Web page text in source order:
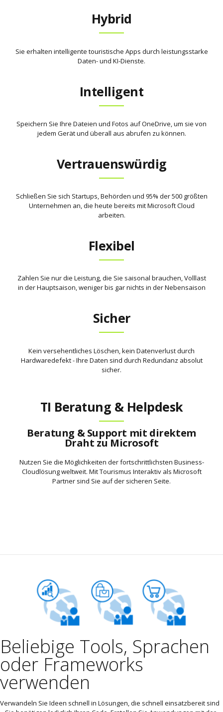
Hybrid
Sie erhalten intelligente touristische Apps durch leistungsstarke
Daten- und KI-Dienste.
Intelligent
Speichern Sie Ihre Dateien und Fotos auf OneDrive, um sie von
jedem Gerät und überall aus abrufen zu können.
Vertrauenswürdig
Schließen Sie sich Startups, Behörden und 95% der 500 größten
Unternehmen an, die heute bereits mit Microsoft Cloud
arbeiten.
Flexibel
Zahlen Sie nur die Leistung, die Sie saisonal brauchen, Volllast
in der Hauptsaison, weniger bis gar nichts in der Nebensaison
Sicher
Kein versehentliches Löschen, kein Datenverlust durch
Hardwaredefekt - Ihre Daten sind durch Redundanz absolut
sicher.
TI Beratung & Helpdesk
Beratung & Support mit direktem
Draht zu Microsoft
Nutzen Sie die Möglichkeiten der fortschrittlichsten Business-
Cloudlösung weltweit. Mit Tourismus Interaktiv als Microsoft
Partner sind Sie auf der sicheren Seite.
Beliebige Tools, Sprachen
oder Frameworks
verwenden
Verwandeln Sie Ideen schnell in Lösungen, die schnell einsatzbereit sind